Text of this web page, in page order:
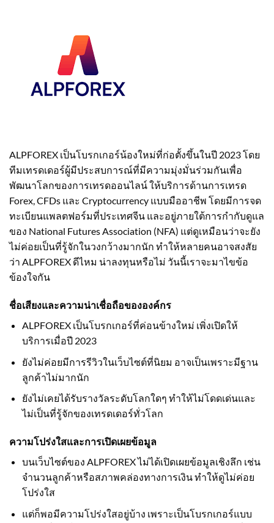
ALPFOREX เป็นโบรกเกอร์น้องใหม่ที่ก่อตั้งขึ้นในปี 2023 โดย
ทีมเทรดเดอร์ผู้มีประสบการณ์ที่มีความมุ่งมั่นร่วมกันเพื่อ
พัฒนาโลกของการเทรดออนไลน์ ให้บริการด้านการเทรด
Forex, CFDs และ Cryptocurrency แบบมืออาชีพ โดยมีการจด
ทะเบียนแพลตฟอร์มที่ประเทศจีน และอยู่ภายใต้การกำกับดูแล
ของ National Futures Association (NFA) แต่ดูเหมือนว่าจะยัง
ไม่ค่อยเป็นที่รู้จักในวงกว้างมากนัก ทำให้หลายคนอาจสงสัย
ว่า ALPFOREX ดีไหม น่าลงทุนหรือไม่ วันนี้เราจะมาไขข้อ
ข้องใจกัน
ชื่อเสียงและความน่าเชื่อถือขององค์กร
ALPFOREX เป็นโบรกเกอร์ที่ค่อนข้างใหม่ เพิ่งเปิดให้
บริการเมื่อปี 2023
ยังไม่ค่อยมีการรีวิวในเว็บไซต์ที่นิยม อาจเป็นเพราะมีฐาน
ลูกค้าไม่มากนัก
ยังไม่เคยได้รับรางวัลระดับโลกใดๆ ทำให้ไม่โดดเด่นและ
ไม่เป็นที่รู้จักของเทรดเดอร์ทั่วโลก
ความโปร่งใสและการเปิดเผยข้อมูล
บนเว็บไซต์ของ ALPFOREX ไม่ได้เปิดเผยข้อมูลเชิงลึก เช่น
จำนวนลูกค้าหรือสภาพคล่องทางการเงิน ทำให้ดูไม่ค่อย
โปร่งใส
แต่ก็พอมีความโปร่งใสอยู่บ้าง เพราะเป็นโบรกเกอร์แบบ